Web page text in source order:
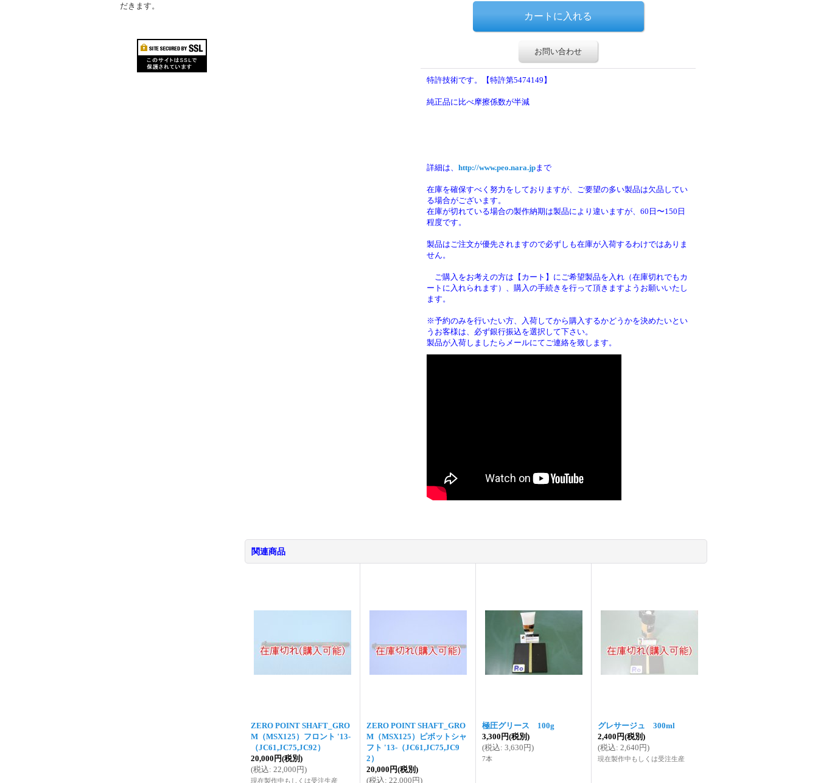
だきます。
お問い合わせ
特許技術です。【特許第5474149】
純正品に比べ摩擦係数が半減
詳細は、 http://www.peo.nara.jpまで
在庫を確保すべく努力をしておりますが、ご要望の多い製品は欠品してい
る場合がございます。
在庫が切れている場合の製作納期は製品により違いますが、60日〜150日
程度です。
製品はご注文が優先されますので必ずしも在庫が入荷するわけではありま
せん。
ご購入をお考えの方は【カート】にご希望製品を入れ（在庫切れでもカ
ートに入れられます）、購入の手続きを行って頂きますようお願いいたし
ます。
※予約のみを行いたい方、入荷してから購入するかどうかを決めたいとい
うお客様は、必ず銀行振込を選択して下さい。
製品が入荷しましたらメールにてご連絡を致します。
関連商品
ZERO POINT SHAFT_GRO
M（MSX125）フロント '13-
（JC61,JC75,JC92）
20,000円(税別)
(税込: 22,000円)
現在製作中もしくは受注生産
ZERO POINT SHAFT_GRO
M（MSX125）ピボットシャ
フト '13-（JC61,JC75,JC9
2）
20,000円(税別)
(税込: 22,000円)
極圧グリース 100g
3,300円(税別)
(税込: 3,630円)
7本
グレサージュ 300ml
2,400円(税別)
(税込: 2,640円)
現在製作中もしくは受注生産